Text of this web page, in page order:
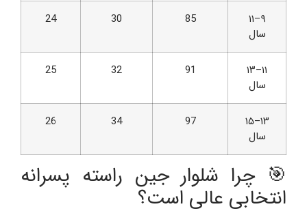
۹–۱۱
سال
85
30
24
۱۱–۱۳
سال
91
32
25
۱۳–۱۵
سال
97
34
26
🎯 چرا شلوار جین راسته پسرانه
انتخابی عالی است؟